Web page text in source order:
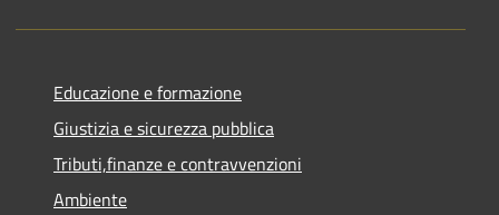
Educazione e formazione
Giustizia e sicurezza pubblica
Tributi,finanze e contravvenzioni
Ambiente